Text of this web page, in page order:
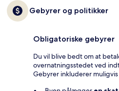
Gebyrer og politikker
Obligatoriske gebyrer
Du vil blive bedt om at
overnatningsstedet ved
Gebyrer inkluderer